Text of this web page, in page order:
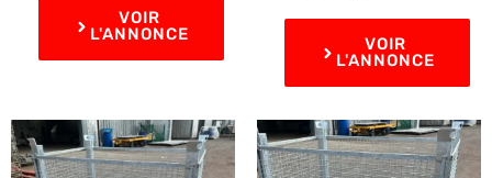
VOIR
L'ANNONCE
VOIR
L'ANNONCE